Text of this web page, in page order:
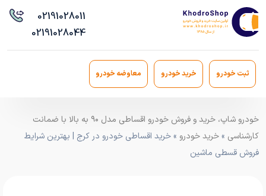
02191028011
02191028044
ثبت خودرو خرید خودرو معاوضه خودرو
خودرو شاپ، خرید و فروش خودرو اقساطی مدل ۹۰ به بالا با ضمانت
کارشناسی »خرید خودرو » خرید اقساطی خودرو در کرج | بهترین شرایط
فروش قسطی ماشین